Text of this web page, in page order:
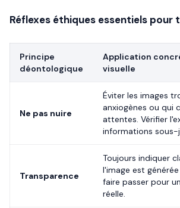
Réflexes éthiques essentiels pour
Principe
déontologique
Application
visuelle
Ne pas nuire
Éviter les images
anxiogènes ou qui
attentes. Vérifier
informations sous-
Transparence
Toujours indiquer
l'image est
faire passer pour
réelle.